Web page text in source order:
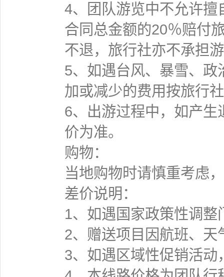
4、团队游览中不允许
合同总金额的20％赔付
不退，旅行社亦不承担
5、如遇台风、暴雪、
加或减少的费用按旅行
6、出游过程中，如产
价为准。
购物：
当地购物时请慎重考虑
差价说明：
1、如遇国家政策性调
2、赠送项目因航班、
3、如遇区域性促销活